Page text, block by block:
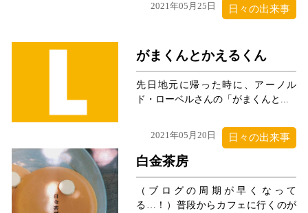
2021年05月25日 日々の出来事
がまくんとかえるくん
先日地元に帰った時に、アーノル
ド・ローベルさんの「がまくんと...
2021年05月20日 日々の出来事
白金茶房
（ブログの周期が早くなって
る…！）普段からカフェに行くのが